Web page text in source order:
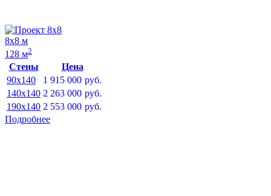
8х8 м
128 м2
Стены
Цена
90x140
1 915 000 руб.
140x140 2 263 000 руб.
190x140 2 553 000 руб.
Подробнее